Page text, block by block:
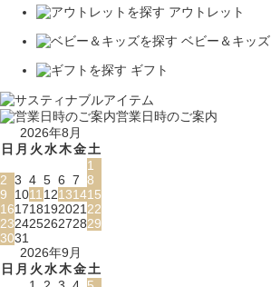
アウトレット
ベビー＆キッズ
ギフト
営業日時のご案内
2026年8月
日 月 火水木金土
1
2 3 4 5 6 7 8
9
1011 12131415
161718192021 22
23242526272829
3031
2026年9月
日 月 火水木金土